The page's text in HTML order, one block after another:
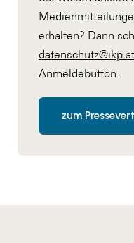
erhalten? Dann
datenschutz@ikp.at
Anmeldebutton.
zum